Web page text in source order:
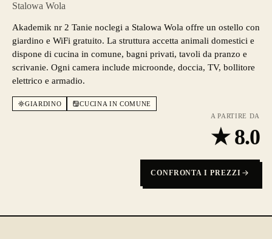
Stalowa Wola
Akademik nr 2 Tanie noclegi a Stalowa Wola offre un ostello con
giardino e WiFi gratuito. La struttura accetta animali domestici e
dispone di cucina in comune, bagni privati, tavoli da pranzo e
scrivanie. Ogni camera include microonde, doccia, TV, bollitore
elettrico e armadio.
GIARDINO
CUCINA IN COMUNE
A PARTIRE DA
★8.0
CONFRONTA I PREZZI